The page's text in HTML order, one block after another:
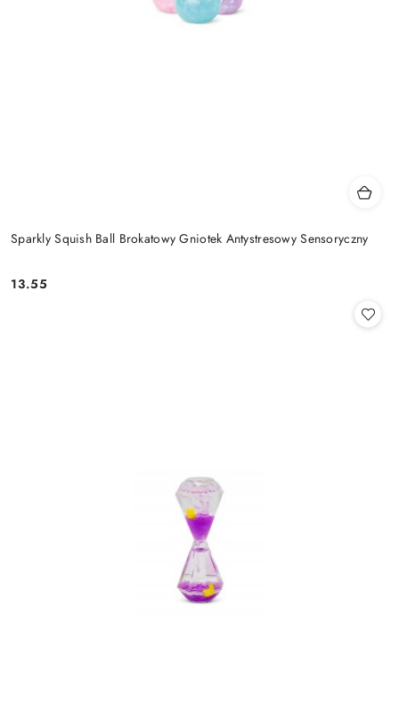
Sparkly Squish Ball Brokatowy Gniotek Antystresowy Sensoryczny
Cena:
13.55